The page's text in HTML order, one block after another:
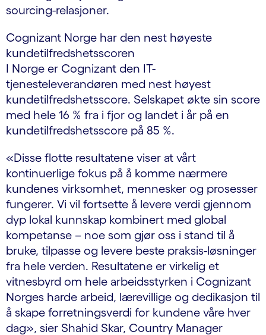
sourcing-relasjoner.
Cognizant Norge har den nest høyeste
kundetilfredshetsscoren
I Norge er Cognizant den IT-
tjenesteleverandøren med nest høyest
kundetilfredshetsscore. Selskapet økte sin score
med hele 16 % fra i fjor og landet i år på en
kundetilfredshetsscore på 85 %.
«Disse flotte resultatene viser at vårt
kontinuerlige fokus på å komme nærmere
kundenes virksomhet, mennesker og prosesser
fungerer. Vi vil fortsette å levere verdi gjennom
dyp lokal kunnskap kombinert med global
kompetanse – noe som gjør oss i stand til å
bruke, tilpasse og levere beste praksis-løsninger
fra hele verden. Resultatene er virkelig et
vitnesbyrd om hele arbeidsstyrken i Cognizant
Norges harde arbeid, lærevillige og dedikasjon til
å skape forretningsverdi for kundene våre hver
dag», sier Shahid Skar, Country Manager